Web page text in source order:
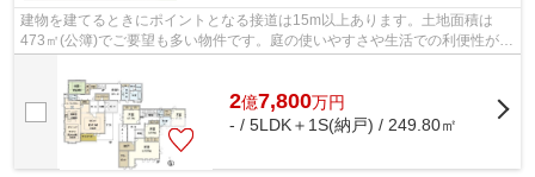
建物を建てるときにポイントとなる接道は15m以上あります。土地面積は
473㎡(公簿)でご要望も多い物件です。庭の使いやすさや生活での利便性が高
2億7,800万円
- / 5LDK＋1S(納戸) / 249.80㎡